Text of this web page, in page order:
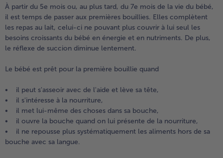
À partir du 5e mois ou, au plus tard, du 7e mois de la vie du bébé,
il est temps de passer aux premières bouillies. Elles complètent
les repas au lait, celui-ci ne pouvant plus couvrir à lui seul les
besoins croissants du bébé en énergie et en nutriments. De plus,
le réflexe de succion diminue lentement.
Le bébé est prêt pour la première bouillie quand
• il peut s'asseoir avec de l'aide et lève sa tête,
• il s'intéresse à la nourriture,
• il met lui-même des choses dans sa bouche,
• il ouvre la bouche quand on lui présente de la nourriture,
• il ne repousse plus systématiquement les aliments hors de sa
bouche avec sa langue.